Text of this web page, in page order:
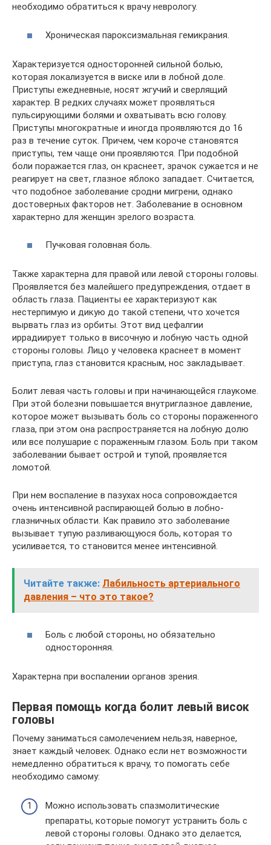
необходимо обратиться к врачу неврологу.
Хроническая пароксизмальная гемикрания.
Характеризуется односторонней сильной болью,
которая локализуется в виске или в лобной доле.
Приступы ежедневные, носят жгучий и сверлящий
характер. В редких случаях может проявляться
пульсирующими болями и охватывать всю голову.
Приступы многократные и иногда проявляются до 16
раз в течение суток. Причем, чем короче становятся
приступы, тем чаще они проявляются. При подобной
боли поражается глаз, он краснеет, зрачок сужается и не
реагирует на свет, глазное яблоко западает. Считается,
что подобное заболевание сродни мигрени, однако
достоверных факторов нет. Заболевание в основном
характерно для женщин зрелого возраста.
Пучковая головная боль.
Также характерна для правой или левой стороны головы.
Проявляется без малейшего предупреждения, отдает в
область глаза. Пациенты ее характеризуют как
нестерпимую и дикую до такой степени, что хочется
вырвать глаз из орбиты. Этот вид цефалгии
иррадиирует только в височную и лобную часть одной
стороны головы. Лицо у человека краснеет в момент
приступа, глаз становится красным, нос закладывает.
Болит левая часть головы и при начинающейся глаукоме.
При этой болезни повышается внутриглазное давление,
которое может вызывать боль со стороны пораженного
глаза, при этом она распространяется на лобную долю
или все полушарие с пораженным глазом. Боль при таком
заболевании бывает острой и тупой, проявляется
ломотой.
При нем воспаление в пазухах носа сопровождается
очень интенсивной распирающей болью в лобно-
глазничных области. Как правило это заболевание
вызывает тупую разливающуюся боль, которая то
усиливается, то становится менее интенсивной.
Читайте также: Лабильность артериального
давления – что это такое?
Боль с любой стороны, но обязательно
односторонняя.
Характерна при воспалении органов зрения.
Первая помощь когда болит левый висок
головы
Почему заниматься самолечением нельзя, наверное,
знает каждый человек. Однако если нет возможности
немедленно обратиться к врачу, то помогать себе
необходимо самому:
Можно использовать спазмолитические
препараты, которые помогут устранить боль с
левой стороны головы. Однако это делается,